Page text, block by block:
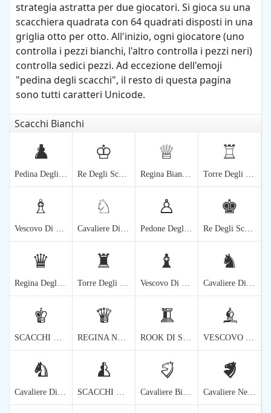
strategia astratta per due giocatori. Si gioca su una
scacchiera quadrata con 64 quadrati disposti in una
griglia otto per otto. All'inizio, ogni giocatore (uno
controlla i pezzi bianchi, l'altro controlla i pezzi neri)
controlla sedici pezzi. Ad eccezione dell'emoji
"pedina degli scacchi", il resto di questa pagina
sono tutti caratteri Unicode.
Scacchi Bianchi
♟️
Pedina Degli Scacchi
♔
Re Degli Scacchi Bianco
♕
Regina Bianca Di Scacchi
♖
Torre Degli Scacchi Bianca
♗
Vescovo Di Scacchi Bianco
♘
Cavaliere Di Scacchi Bianco
♙
Pedone Degli Scacchi Bianco
♚
Re Degli Scacchi Nero
♛
Regina Degli Scacchi Nera
♜
Torre Degli Scacchi Nera
♝
Vescovo Di Scacchi Nero
♞
Cavaliere Di Scacchi Nero
🨀
SCACCHI NEUTRO RE
🨁
REGINA NEUTRO DEGLI SCACCHI
🨂
ROOK DI SCACCHI NEUTRO
🨃
VESCOVO DI SCACCHI NEUTRO
🨄
Cavaliere Di Scacchi Neutro
🨅
SCACCHI NEUTRO DI SCACCHI
🨆
Cavaliere Bianco Di Scacchi Ruotato Di Quarantacinque Gradi
🨇
Cavaliere Nero Di Scacchi Ruotato Di Quarantacinque Gradi